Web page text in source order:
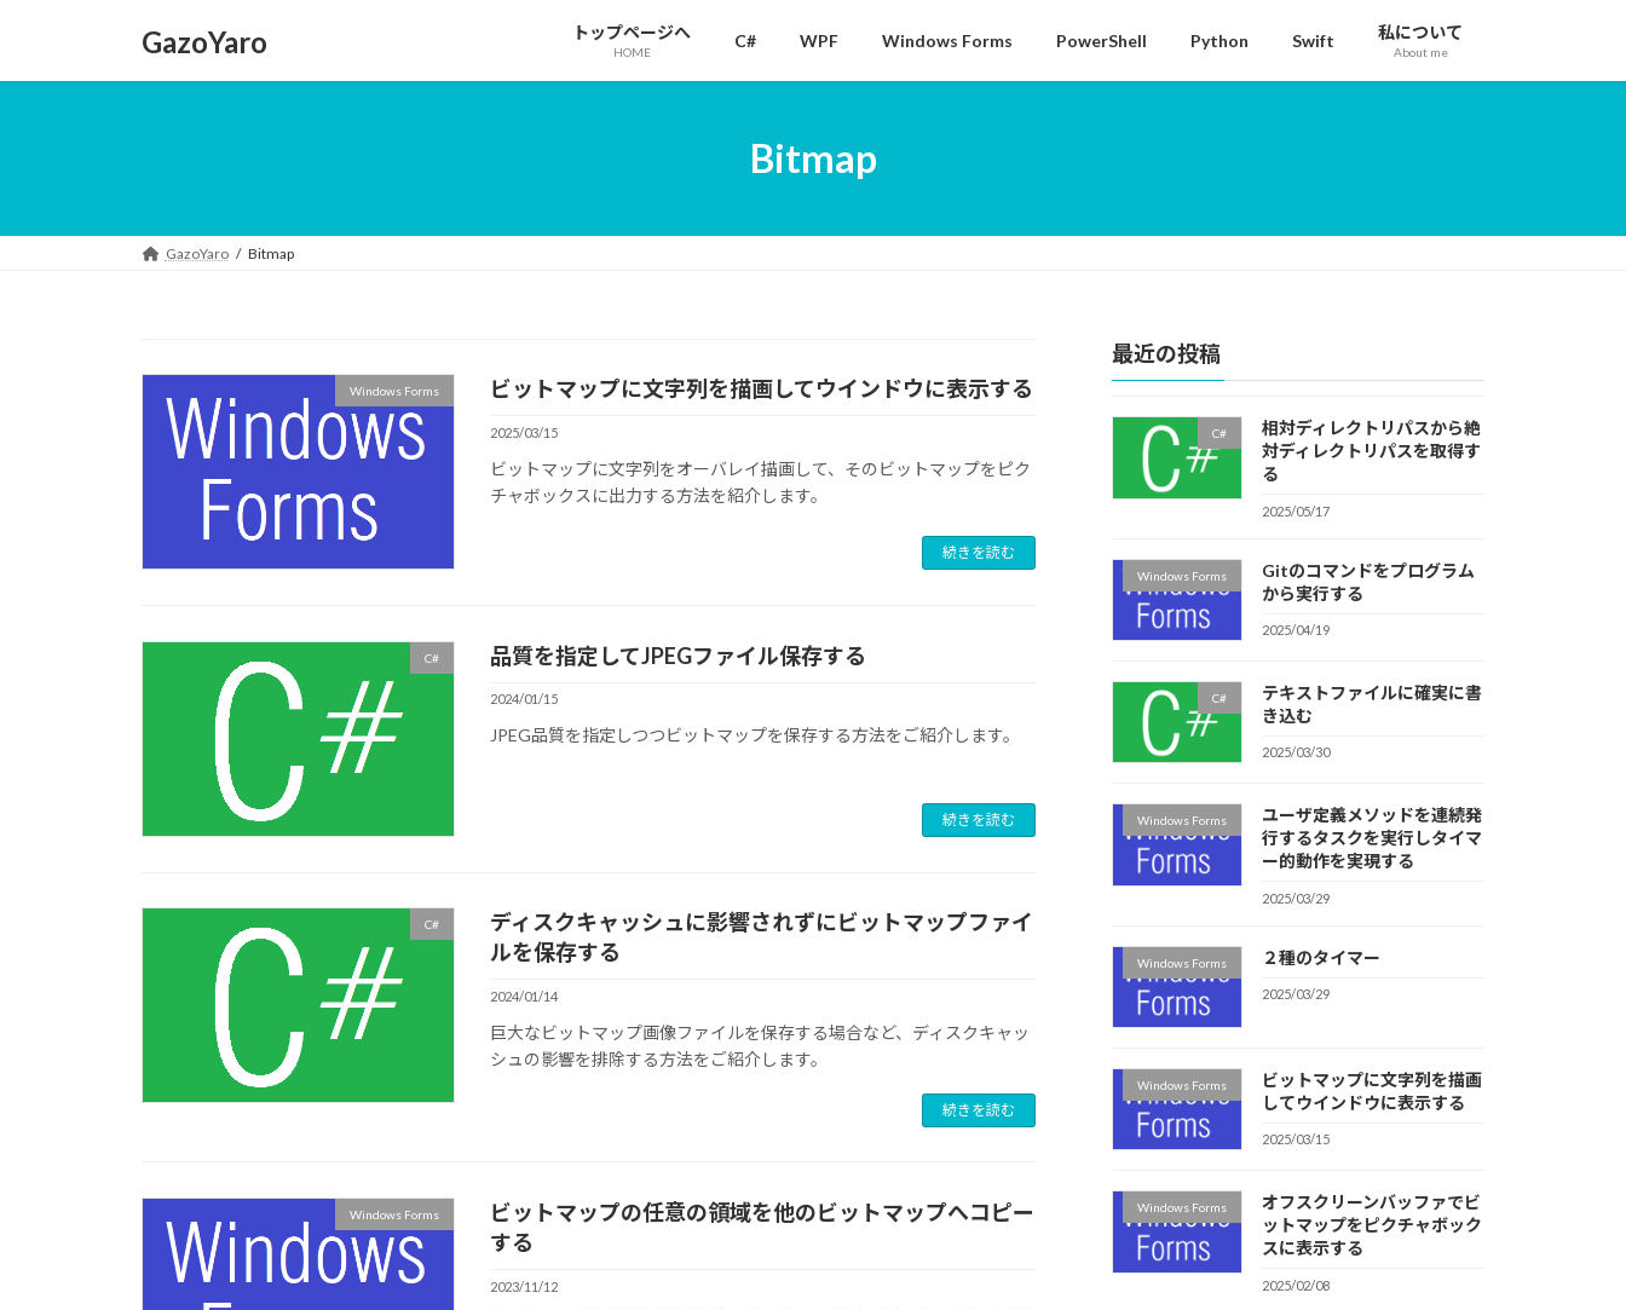
GazoYaro トップページへ
HOME
C# WPF Windows Forms PowerShell Python Swift 私について
About me
Bitmap
GazoYaro Bitmap
Windows Forms ビットマップに文字列を描画してウインドウに表示する
2025/03/15
ビットマップに文字列をオーバレイ描画して、そのビットマップをピク
チャボックスに出力する方法を紹介します。
続きを読む
C# 品質を指定してJPEGファイル保存する
2024/01/15
JPEG品質を指定しつつビットマップを保存する方法をご紹介します。
続きを読む
C#
ディスクキャッシュに影響されずにビットマップファイ
ルを保存する
2024/01/14
巨大なビットマップ画像ファイルを保存する場合など、ディスクキャッ
シュの影響を排除する方法をご紹介します。
続きを読む
Windows Forms
ビットマップの任意の領域を他のビットマップへコピー
する
2023/11/12
最近の投稿
C#
相対ディレクトリパスから絶
対ディレクトリパスを取得す
る
2025/05/17
Windows Forms
Gitのコマンドをプログラム
から実行する
2025/04/19
C#
テキストファイルに確実に書
き込む
2025/03/30
Windows Forms
ユーザ定義メソッドを連続発
行するタスクを実行しタイマ
ー的動作を実現する
2025/03/29
Windows Forms ２種のタイマー
2025/03/29
Windows Forms
ビットマップに文字列を描画
してウインドウに表示する
2025/03/15
Windows Forms
オフスクリーンバッファでビ
ットマップをピクチャボック
スに表示する
2025/02/08